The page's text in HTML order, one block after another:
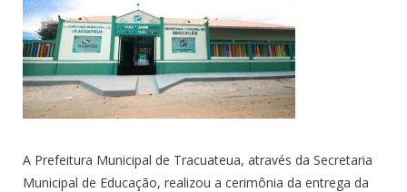
A Prefeitura Municipal de Tracuateua, através da Secretaria
Municipal de Educação, realizou a cerimônia da entrega da